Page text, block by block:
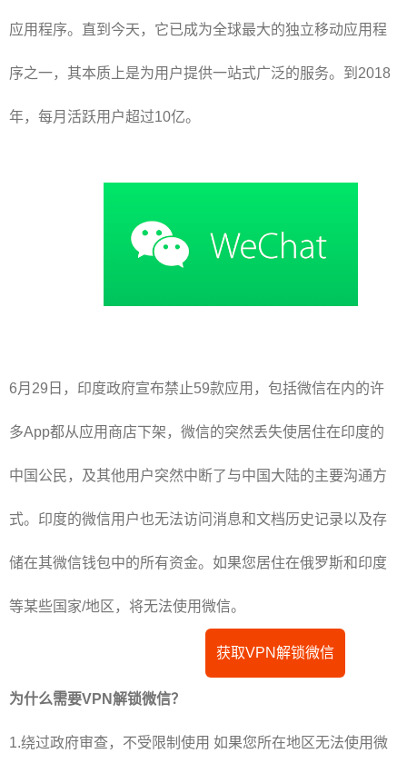
应用程序。直到今天，它已成为全球最大的独立移动应用程
序之一，其本质上是为用户提供一站式广泛的服务。到2018
年，每月活跃用户超过10亿。
6月29日，印度政府宣布禁止59款应用，包括微信在内的许
多App都从应用商店下架，微信的突然丢失使居住在印度的
中国公民，及其他用户突然中断了与中国大陆的主要沟通方
式。印度的微信用户也无法访问消息和文档历史记录以及存
储在其微信钱包中的所有资金。如果您居住在俄罗斯和印度
等某些国家/地区，将无法使用微信。
获取VPN解锁微信
为什么需要VPN解锁微信？
1.绕过政府审查，不受限制使用 如果您所在地区无法使用微